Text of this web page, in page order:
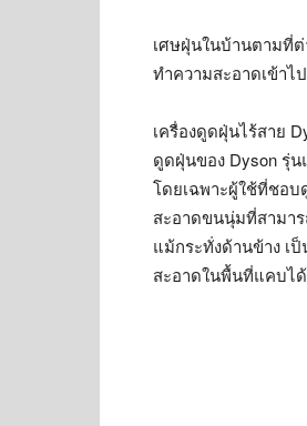
เศษฝุ่นในบ้านตามที่ต่
ทำความสะอาดเข้า
เครื่องดูดฝุ่นไร้สาย
ดูดฝุ่นของ Dyson รุ่
โดยเฉพาะผู้ใช้ที่ชอ
สะอาดขนนุ่มที่สามา
แม้กระทั่งด้านข้าง เ
สะอาดในพื้นที่แคบได้